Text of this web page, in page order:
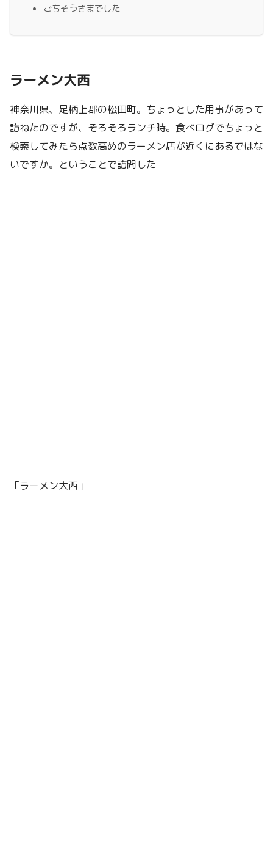
ごちそうさまでした
ラーメン大西
神奈川県、足柄上郡の松田町。ちょっとした用事があって
訪ねたのですが、そろそろランチ時。食べログでちょっと
検索してみたら点数高めのラーメン店が近くにあるではな
いですか。ということで訪問した
「ラーメン大西」